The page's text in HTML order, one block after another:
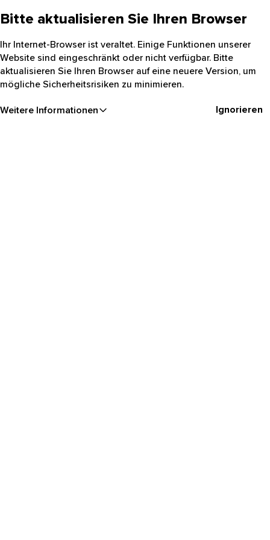
Bitte aktualisieren Sie Ihren Browser
Ihr Internet-Browser ist veraltet. Einige Funktionen unserer
Website sind eingeschränkt oder nicht verfügbar. Bitte
aktualisieren Sie Ihren Browser auf eine neuere Version, um
mögliche Sicherheitsrisiken zu minimieren.
Weitere Informationen Ignorieren